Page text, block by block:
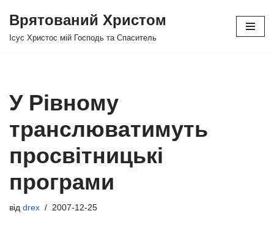
Перейти
Врятований Христом
Ісус Христос мій Господь та Спаситель
У Рівному
транслюватимуть
просвітницькі
програми
від drex 2007-12-25